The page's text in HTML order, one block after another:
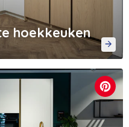
hoekkeuken